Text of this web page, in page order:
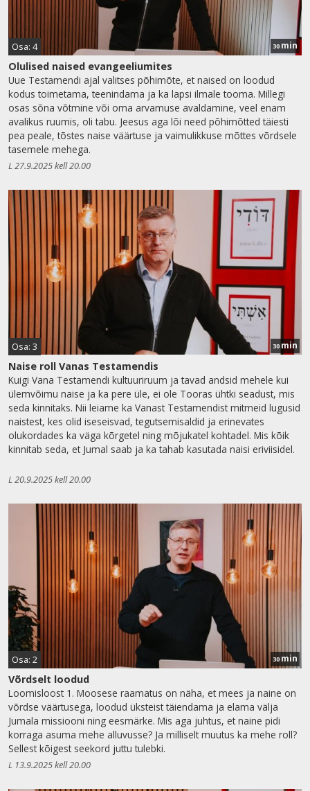
Osa: 4 30 min
Olulised naised evangeeliumites
Uue Testamendi ajal valitses põhimõte, et naised on loodud
kodus toimetama, teenindama ja ka lapsi ilmale tooma. Millegi
osas sõna võtmine või oma arvamuse avaldamine, veel enam
avalikus ruumis, oli tabu. Jeesus aga lõi need põhimõtted täiesti
pea peale, tõstes naise väärtuse ja vaimulikkuse mõttes võrdsele
tasemele mehega.
L 27.9.2025 kell 20.00
Osa: 3 30 min
Naise roll Vanas Testamendis
Kuigi Vana Testamendi kultuuriruum ja tavad andsid mehele kui
ülemvõimu naise ja ka pere üle, ei ole Tooras ühtki seadust, mis
seda kinnitaks. Nii leiame ka Vanast Testamendist mitmeid lugusid
naistest, kes olid iseseisvad, tegutsemisaldid ja erinevates
olukordades ka väga kõrgetel ning mõjukatel kohtadel. Mis kõik
kinnitab seda, et Jumal saab ja ka tahab kasutada naisi eriviisidel.
L 20.9.2025 kell 20.00
Osa: 2 30 min
Võrdselt loodud
Loomisloost 1. Moosese raamatus on näha, et mees ja naine on
võrdse väärtusega, loodud üksteist täiendama ja elama välja
Jumala missiooni ning eesmärke. Mis aga juhtus, et naine pidi
korraga asuma mehe alluvusse? Ja milliselt muutus ka mehe roll?
Sellest kõigest seekord juttu tulebki.
L 13.9.2025 kell 20.00